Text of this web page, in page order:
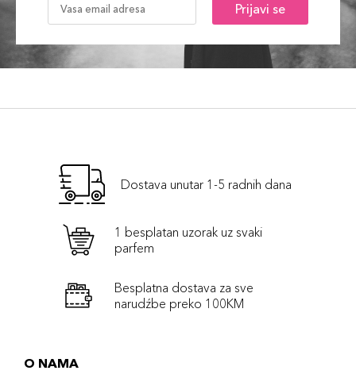
Prijavi se
Dostava unutar 1-5 radnih dana
1 besplatan uzorak uz svaki
parfem
Besplatna dostava za sve
narudźbe preko 100KM
O NAMA